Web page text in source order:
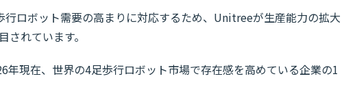
行ロボット需要の高まりに対応するため、Unitreeが生産能力の拡大
されています。
現在、世界の4足歩行ロボット市場で存在感を高めている企業の1